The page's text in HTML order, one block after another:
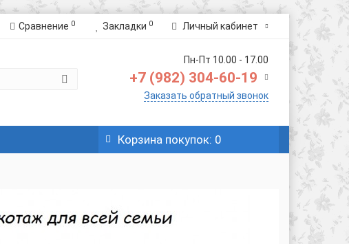
Сравнение 0 Закладки 0 Личный кабинет
Пн-Пт 10.00 - 17.00
+7 (982) 304-60-19
Заказать обратный звонок
Корзинапокупок: 0